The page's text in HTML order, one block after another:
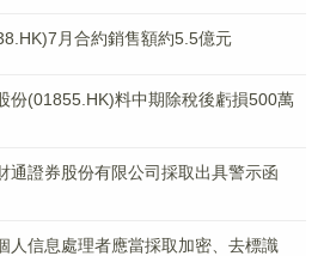
月合約銷售額約5.5億元
份(01855.HK)料中期除稅後虧損500萬
通證券股份有限公司採取出具警示函
人信息處理者應當採取加密、去標識